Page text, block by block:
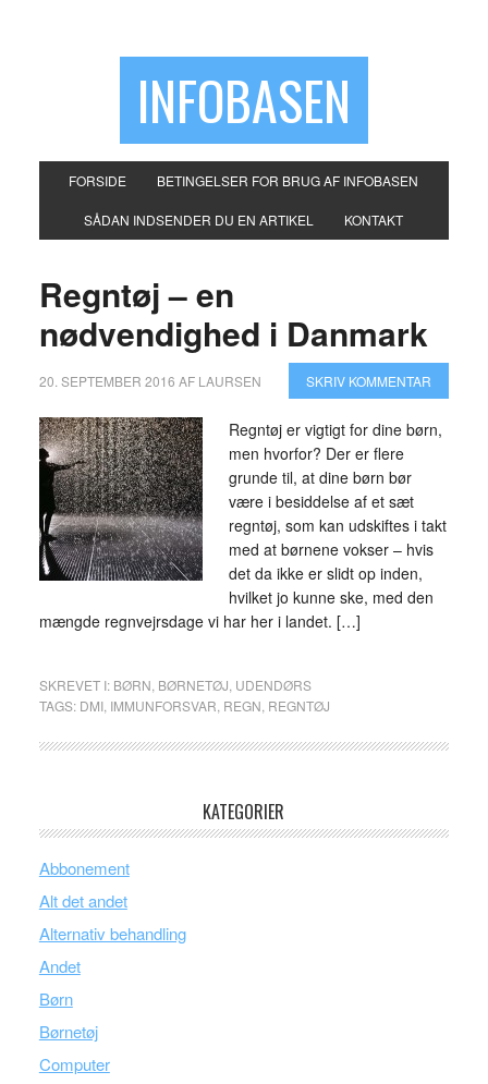
INFOBASEN
FORSIDE BETINGELSER FOR BRUG AF INFOBASEN
SÅDAN INDSENDER DU EN ARTIKEL KONTAKT
Regntøj – en
nødvendighed i Danmark
20. SEPTEMBER 2016 AF LAURSEN SKRIV KOMMENTAR
Regntøj er vigtigt for dine børn,
men hvorfor? Der er flere
grunde til, at dine børn bør
være i besiddelse af et sæt
regntøj, som kan udskiftes i takt
med at børnene vokser – hvis
det da ikke er slidt op inden,
hvilket jo kunne ske, med den
mængde regnvejrsdage vi har her i landet. […]
SKREVET I: BØRN BØRNETØJ UDENDØRS
TAGS: DMI, IMMUNFORSVAR REGN REGNTØJ
KATEGORIER
Abbonement
Alt det andet
Alternativ behandling
Andet
Børn
Børnetøj
Computer